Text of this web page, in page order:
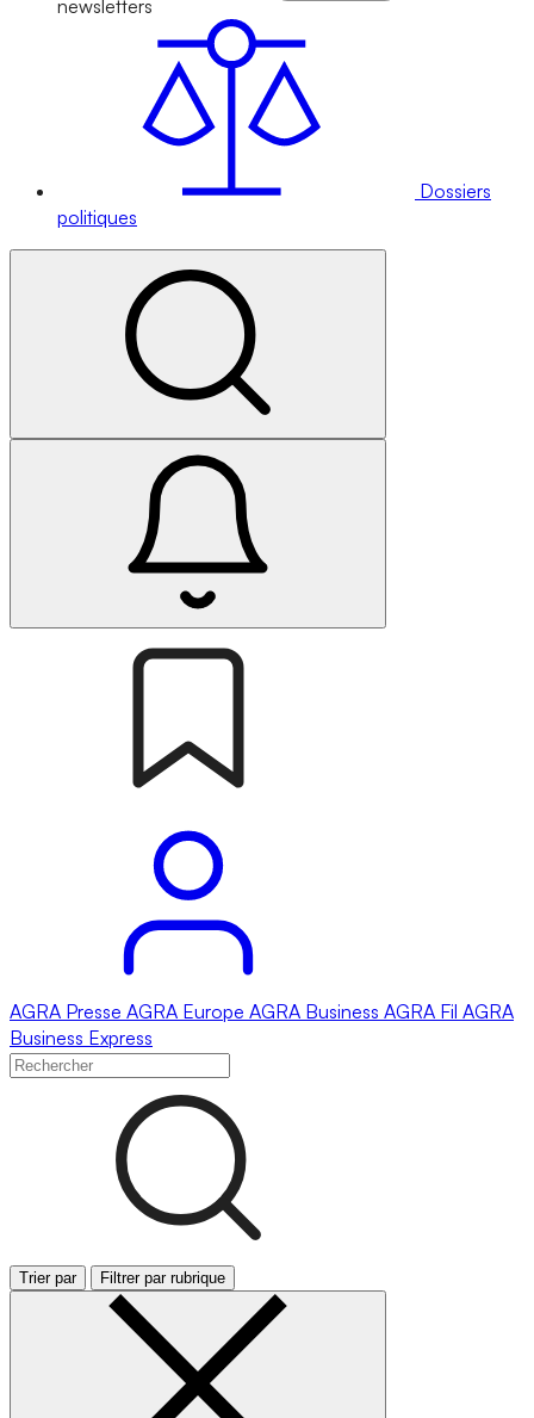
newsletters
Dossiers
politiques
AGRA Presse AGRA Europe AGRA Business AGRA Fil AGRA
Business Express
Trier par Filtrer par rubrique